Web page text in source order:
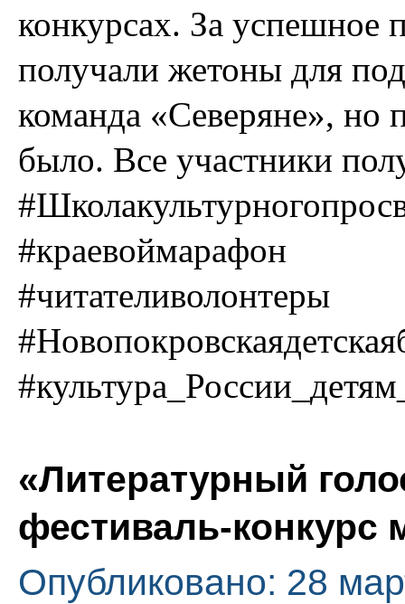
конкурсах. За успешное
получали жетоны для
команда «Северяне», но
было. Все участники
#краевоймарафон
#читателиволонтеры
«Литературный
фестиваль-конкурс
Опубликовано: 28